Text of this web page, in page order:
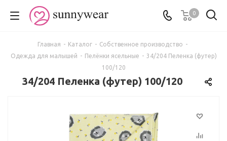
0
Главная - Каталог - Собственное производство -
Одежда для малышей - Пелёнки ясельные - 34/204 Пеленка (футер)
100/120
34/204 Пеленка (футер) 100/120